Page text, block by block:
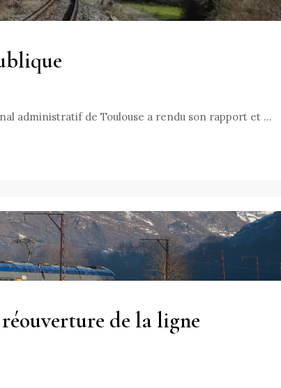
administratif de Toulouse a rendu son rapport et …
de la ligne